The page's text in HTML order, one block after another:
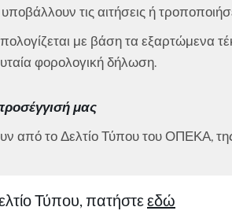
τις αιτήσεις ή
με βάση τα εξαρτώμενα
φορολογική δήλωση.
μας
από το Δελτίο Τύπου του ΟΠΕΚΑ,
Τύπου, πατήστεεδώ